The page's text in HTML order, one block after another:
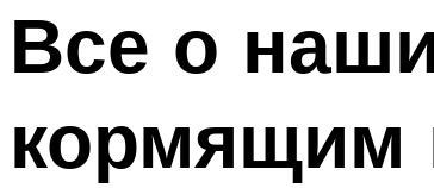
Все о
кормящим